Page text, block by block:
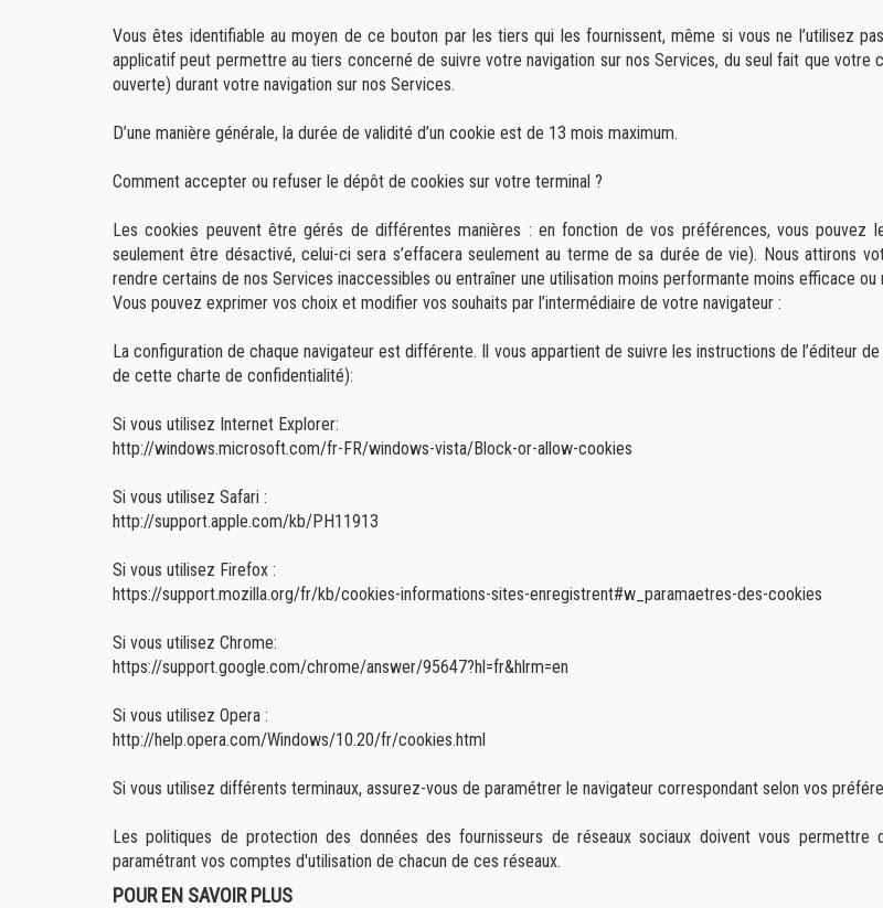
Vous êtes identifiable au moyen de ce bouton par les tiers qui les fournissent, même si vous ne l’utilisez
applicatif peut permettre au tiers concerné de suivre votre navigation sur nos Services, du seul fait que
ouverte) durant votre navigation sur nos Services.
D’une manière générale, la durée de validité d’un cookie est de 13 mois maximum.
Comment accepter ou refuser le dépôt de cookies sur votre terminal ?
Les cookies peuvent être gérés de différentes manières : en fonction de vos préférences, vous pouvez
seulement être désactivé, celui-ci sera s’effacera seulement au terme de sa durée de vie). Nous attirons
rendre certains de nos Services inaccessibles ou entraîner une utilisation moins performante moins efficace
Vous pouvez exprimer vos choix et modifier vos souhaits par l’intermédiaire de votre navigateur :
La configuration de chaque navigateur est différente. Il vous appartient de suivre les instructions de l’éditeur
de cette charte de confidentialité):
Si vous utilisez Internet Explorer:
http://windows.microsoft.com/fr-FR/windows-vista/Block-or-allow-cookies
Si vous utilisez Safari :
http://support.apple.com/kb/PH11913
Si vous utilisez Firefox :
https://support.mozilla.org/fr/kb/cookies-informations-sites-enregistrent#w_paramaetres-des-cookies
Si vous utilisez Chrome:
https://support.google.com/chrome/answer/95647?hl=fr&hlrm=en
Si vous utilisez Opera :
http://help.opera.com/Windows/10.20/fr/cookies.html
Si vous utilisez différents terminaux, assurez-vous de paramétrer le navigateur correspondant selon vos
Les politiques de protection des données des fournisseurs de réseaux sociaux doivent vous
paramétrant vos comptes d'utilisation de chacun de ces réseaux.
POUR EN SAVOIR PLUS